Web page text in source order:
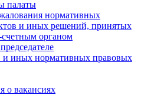
палаты
нормативных
и иных решений, принятых
счетным органом
и иных нормативных правовых
о вакансиях